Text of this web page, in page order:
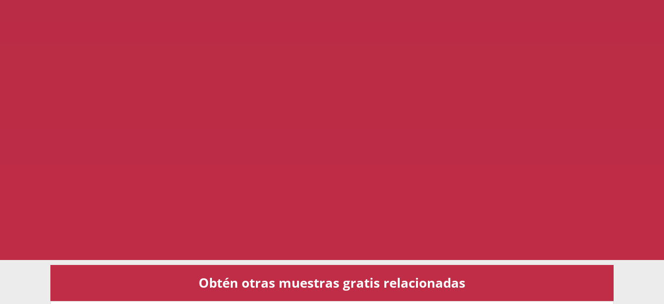
Obtén otras muestras gratis relacionadas